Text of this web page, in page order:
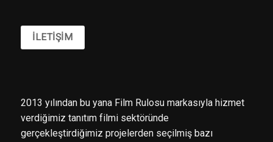
İLETİŞİM
2013 yılından bu yana Film Rulosu markasıyla hizmet
verdiğimiz tanıtım filmi sektöründe
gerçekleştirdiğimiz projelerden seçilmiş bazı